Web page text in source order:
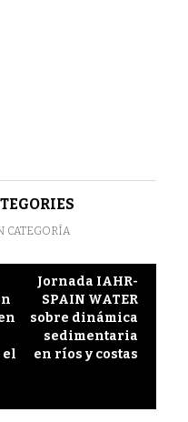
CATEGORÍA
el
Jornada IAHR-
SPAIN WATER
sobre dinámica
sedimentaria
en ríos y costas